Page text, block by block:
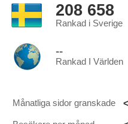
208 658
Rankad i Sverige
--
Rankad I Världen
Månatliga sidor granskade